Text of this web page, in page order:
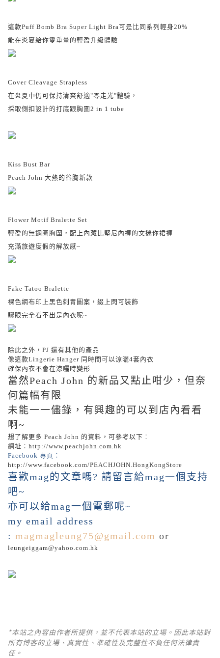
這款Puff Bomb Bra Super Light Bra可是比同系列輕身20%
能在炎夏給你零重量的輕盈升級體驗
Cover Cleavage Strapless
在炎夏中仍可保持清爽舒適"零走光"體驗，
採取側扣設計的打底跟胸圍2 in 1 tube
Kiss Bust Bar
Peach John 大熱的谷胸新款
Flower Motif Bralette Set
輕盈的無鋼圈胸圍，配上內藏比堅尼內褲的文迷你裙褲
充滿旅遊度假的解放感~
Fake Tatoo Bralette
裸色網布印上黑色刺青圖案，綴上閃可裝飾
驟眼完全看不出是內衣呢~
除此之外，PJ 還有其他的產品
像這款Lingerie Hanger 同時間可以涼曬4套內衣
確保內衣不會在涼曬時變形
當然Peach John 的新品又點止咁少，但奈
何篇幅有限
未能一一儘錄，有興趣的可以到店內看看
啊~
想了解更多 Peach John 的資料，可參考以下︰
網址︰ http://www.peachjohn.com.hk
Facebook 專頁︰
http://www.facebook.com/PEACHJOHN.HongKongStore
喜歡mag的文章嗎? 請留言給mag一個支持
吧~
亦可以給mag一個電郵呢~
my email address
: magmagleung75@gmail.com or
leungeiggam@yahoo.com.hk
*本站之內容由作者所提供，並不代表本站的立場。因此本站對
所有博客的立場、真實性、準確性及完整性不負任何法律責
任。